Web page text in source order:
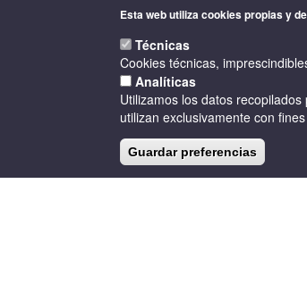
Esta web utiliza cookies propias y
Técnicas
Cookies técnicas,
Analíticas
Utilizamos los datos
utilizan exclusivamente con
Guardar preferencias
INICIO LA D.O.